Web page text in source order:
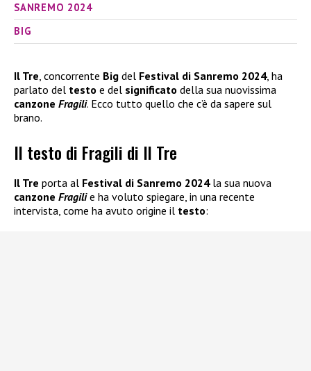
SANREMO 2024
BIG
Il Tre, concorrente Big del Festival di Sanremo 2024, ha
parlato del testo e del significato della sua nuovissima
canzone Fragili. Ecco tutto quello che c’è da sapere sul
brano.
Il testo di Fragili di Il Tre
Il Tre porta al Festival di Sanremo 2024la sua nuova
canzone Fragilie ha voluto spiegare, in una recente
intervista, come ha avuto origine il testo: